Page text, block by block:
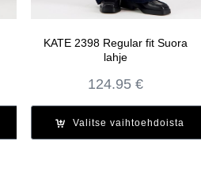
KATE 2398 Regular fit Suora
lahje
124.95€
Valitse vaihtoehdoista